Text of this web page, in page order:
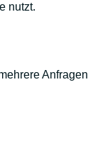
nutzt.
Anfragen